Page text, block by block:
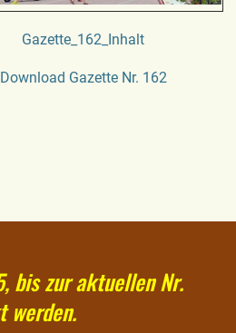
Gazette_162_Inhalt
Download Gazette Nr. 162
bis zur aktuellen Nr.
werden.